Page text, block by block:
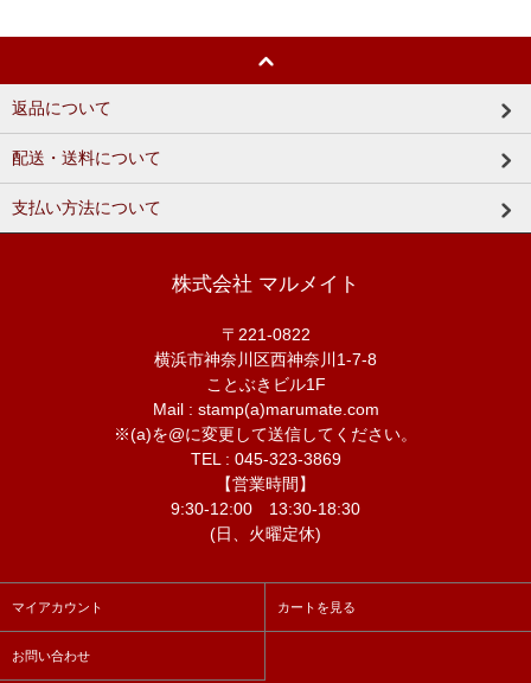
返品について
配送・送料について
支払い方法について
株式会社 マルメイト
〒221-0822
横浜市神奈川区西神奈川1-7-8
ことぶきビル1F
Mail : stamp(a)marumate.com
※(a)を@に変更して送信してください。
TEL : 045-323-3869
【営業時間】
9:30-12:00 13:30-18:30
(日、火曜定休)
マイアカウント カートを見る
お問い合わせ